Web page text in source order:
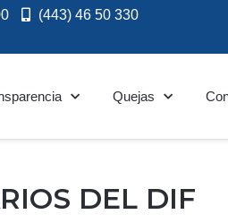
(443) 46 50 330
Quejas
DEL DIF